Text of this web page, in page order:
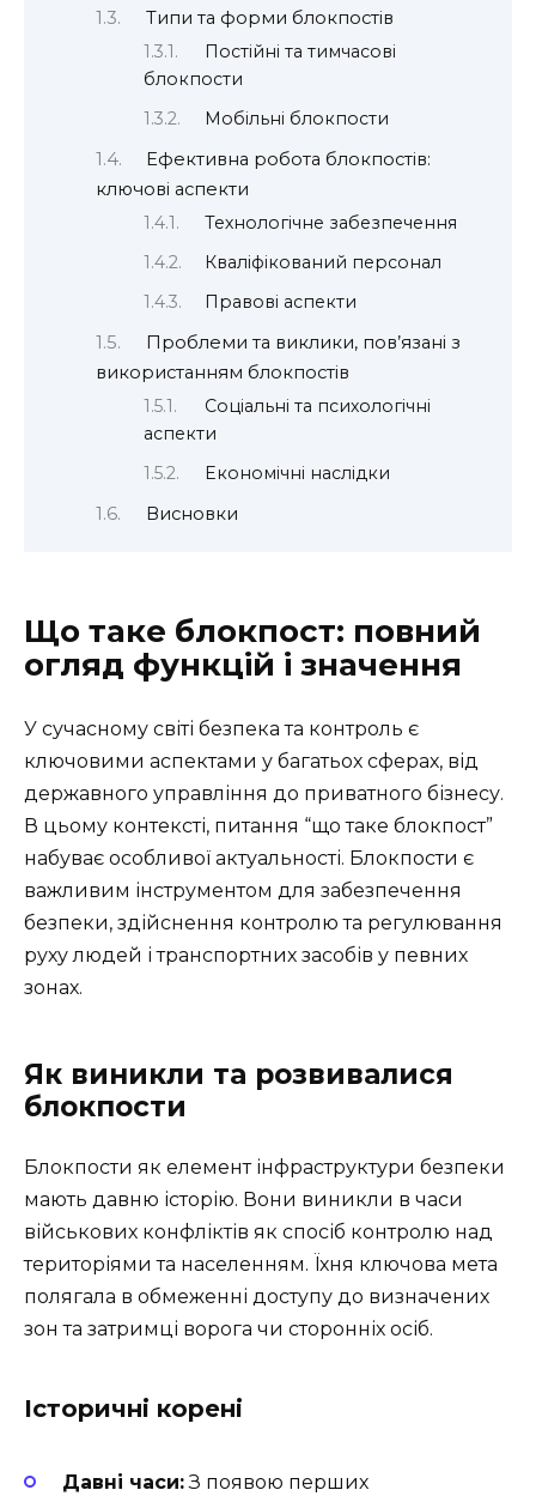
Типи та форми блокпостів
Постійні та тимчасові
блокпости
Мобільні блокпости
Ефективна робота блокпостів:
ключові аспекти
Технологічне забезпечення
Кваліфікований персонал
Правові аспекти
Проблеми та виклики, пов’язані з
використанням блокпостів
Соціальні та психологічні
аспекти
Економічні наслідки
Висновки
Що таке блокпост: повний
огляд функцій і значення
У сучасному світі безпека та контроль є
ключовими аспектами у багатьох сферах, від
державного управління до приватного бізнесу.
В цьому контексті, питання “що таке блокпост”
набуває особливої актуальності. Блокпости є
важливим інструментом для забезпечення
безпеки, здійснення контролю та регулювання
руху людей і транспортних засобів у певних
зонах.
Як виникли та розвивалися
блокпости
Блокпости як елемент інфраструктури безпеки
мають давню історію. Вони виникли в часи
військових конфліктів як спосіб контролю над
територіями та населенням. Їхня ключова мета
полягала в обмеженні доступу до визначених
зон та затримці ворога чи сторонніх осіб.
Історичні корені
Давні часи:З появою перших